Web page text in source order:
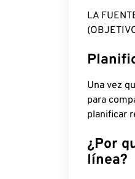
LA
Una vez
para
planificar
¿Por
línea?